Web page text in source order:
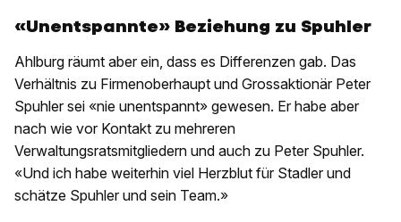
«Unentspannte» Beziehung zu Spuhler
Ahlburg räumt aber ein, dass es Differenzen gab. Das
Verhältnis zu Firmenoberhaupt und Grossaktionär Peter
Spuhler sei «nie unentspannt» gewesen. Er habe aber
nach wie vor Kontakt zu mehreren
Verwaltungsratsmitgliedern und auch zu Peter Spuhler.
«Und ich habe weiterhin viel Herzblut für Stadler und
schätze Spuhler und sein Team.»